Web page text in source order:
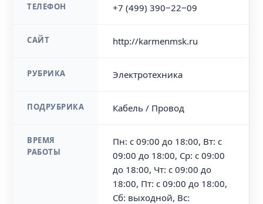
ТЕЛЕФОН +7 (499) 390‒22‒09
САЙТ http://karmenmsk.ru
РУБРИКА Электротехника
ПОДРУБРИКА Кабель / Провод
ВРЕМЯ
РАБОТЫ
Пн: с 09:00 до 18:00, Вт: с
09:00 до 18:00, Ср: с 09:00
до 18:00, Чт: с 09:00 до
18:00, Пт: с 09:00 до 18:00,
Сб: выходной, Вс: